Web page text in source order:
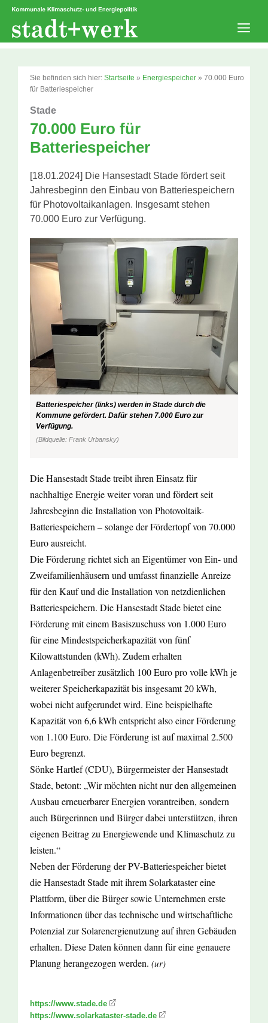
Zum
springen
Sie befinden sich hier: Startseite » Energiespeicher » 70.000 Euro
für Batteriespeicher
Stade
70.000 Euro für
Batteriespeicher
[18.01.2024] Die Hansestadt Stade fördert seit
Jahresbeginn den Einbau von Batteriespeichern
für Photovoltaikanlagen. Insgesamt stehen
70.000 Euro zur Verfügung.
Batteriespeicher (links) werden in Stade durch die
Kommune gefördert. Dafür stehen 7.000 Euro zur
Verfügung.
(Bildquelle: Frank Urbansky)
Die Hansestadt Stade treibt ihren Einsatz für
nachhaltige Energie weiter voran und fördert seit
Jahresbeginn die Installation von Photovoltaik-
Batteriespeichern – solange der Fördertopf von 70.000
Euro ausreicht.
Die Förderung richtet sich an Eigentümer von Ein- und
Zweifamilienhäusern und umfasst finanzielle Anreize
für den Kauf und die Installation von netzdienlichen
Batteriespeichern. Die Hansestadt Stade bietet eine
Förderung mit einem Basiszuschuss von 1.000 Euro
für eine Mindestspeicherkapazität von fünf
Kilowattstunden (kWh). Zudem erhalten
Anlagenbetreiber zusätzlich 100 Euro pro volle kWh je
weiterer Speicherkapazität bis insgesamt 20 kWh,
wobei nicht aufgerundet wird. Eine beispielhafte
Kapazität von 6,6 kWh entspricht also einer Förderung
von 1.100 Euro. Die Förderung ist auf maximal 2.500
Euro begrenzt.
Sönke Hartlef (CDU), Bürgermeister der Hansestadt
Stade, betont: „Wir möchten nicht nur den allgemeinen
Ausbau erneuerbarer Energien vorantreiben, sondern
auch Bürgerinnen und Bürger dabei unterstützen, ihren
eigenen Beitrag zu Energiewende und Klimaschutz zu
leisten.“
Neben der Förderung der PV-Batteriespeicher bietet
die Hansestadt Stade mit ihrem Solarkataster eine
Plattform, über die Bürger sowie Unternehmen erste
Informationen über das technische und wirtschaftliche
Potenzial zur Solarenergienutzung auf ihren Gebäuden
erhalten. Diese Daten können dann für eine genauere
Planung herangezogen werden. (ur)
https://www.stade.de
https://www.solarkataster-stade.de